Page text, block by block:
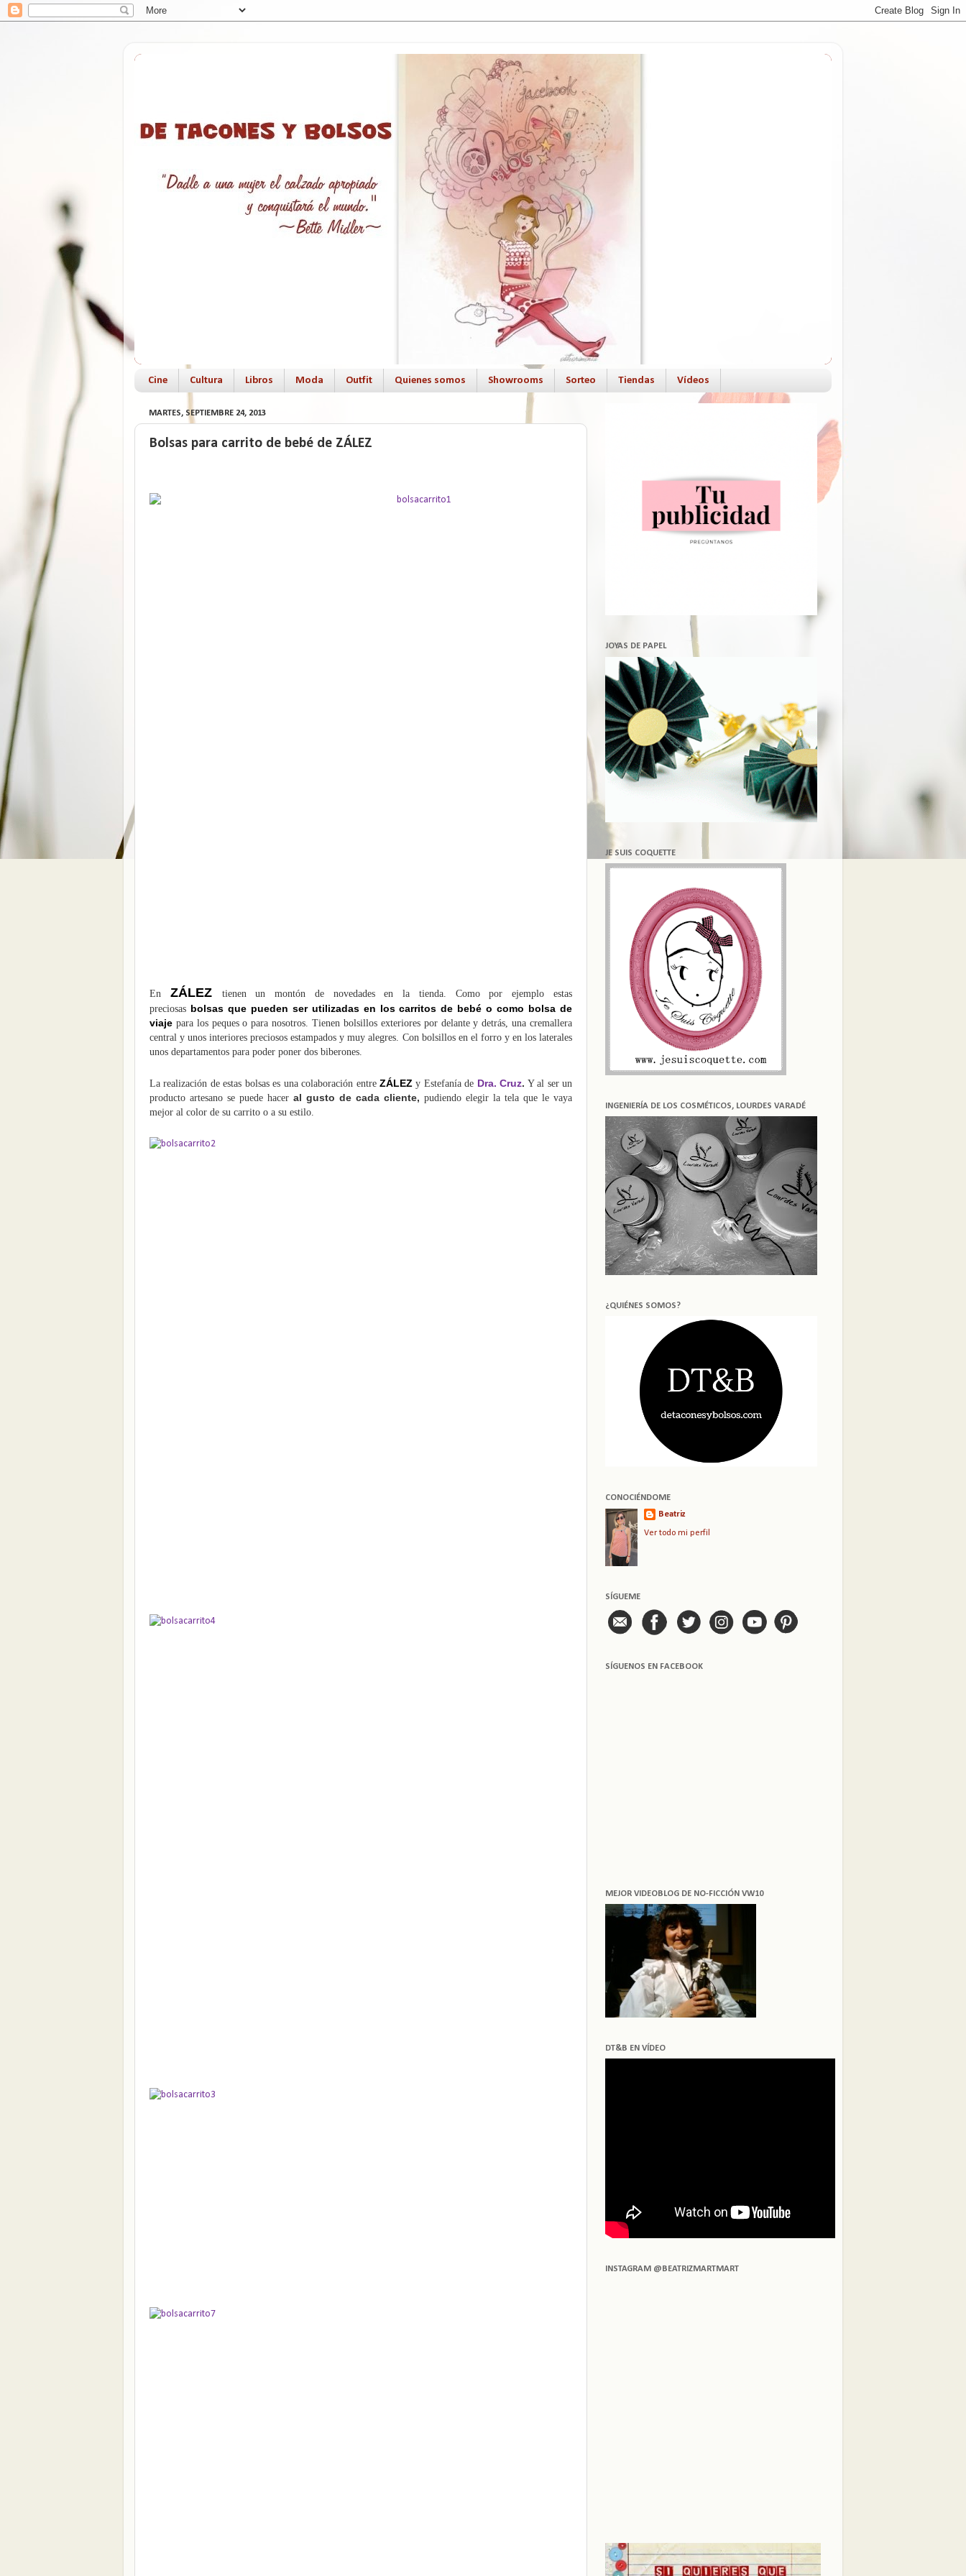
Cine Cultura Libros Moda Outfit Quienes somos Showrooms Sorteo Tiendas Vídeos
MARTES, SEPTIEMBRE 24, 2013
Bolsas para carrito de bebé de ZÁLEZ
En ZÁLEZ
tienen un montón de novedades en la tienda. Como por ejemplo estas
preciosas bolsasque pueden ser utilizadas en loscarritos de bebé o como bolsa de
viaje para los peques o para nosotros. Tienen bolsillos exteriores por delante y detrás, una cremallera
central y unos interiores preciosos estampados y muy alegres. Con bolsillos en el forro y en los laterales
unos departamentos para poder poner dos biberones.
La realización de estas bolsas es una colaboración entre ZÁLEZ y Estefanía de Dra. Cruz. Y al ser un
producto artesano se puede hacer al gusto de cada cliente, pudiendo elegir la tela que le vaya
mejor al color de su carrito o a su estilo.
JOYAS DE PAPEL
JE SUIS COQUETTE
INGENIERÍA DE LOS COSMÉTICOS, LOURDES VARADÉ
¿QUIÉNES SOMOS?
CONOCIÉNDOME
Beatriz
Ver todo mi perfil
SÍGUEME
SÍGUENOS EN FACEBOOK
MEJOR VIDEOBLOG DE NO-FICCIÓN VW10
DT&B EN VÍDEO
INSTAGRAM @BEATRIZMARTMART